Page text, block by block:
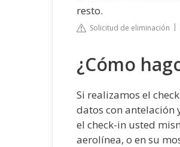
resto.
Solicitud de eliminación
¿Cómo
Si realizamos el
datos con antelación
el check-in usted
aerolínea, o en su